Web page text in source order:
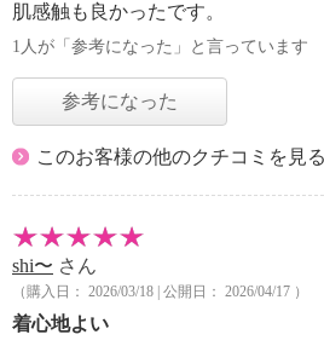
肌感触も良かったです。
1人が「参考になった」と言っています
参考になった
このお客様の他のクチコミを見る
shi〜 さん
（購入日： 2026/03/18 | 公開日： 2026/04/17 ）
着心地よい